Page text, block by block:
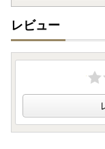
8/5(水)〜8/7(金)
※お問い合わせメ
す。お急ぎの場合
詳しくは『自治体
レビュー